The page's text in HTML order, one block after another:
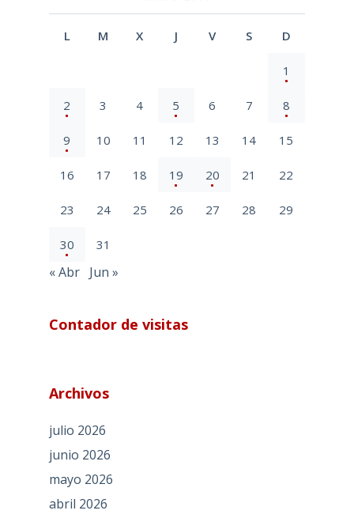
L M X J V S D
1
2 3 4 5 6 7 8
9 10 11 12 13 14 15
16 17 18 19 20 21 22
23 24 25 26 27 28 29
30 31
« Abr Jun »
Contador de visitas
Archivos
julio 2026
junio 2026
mayo 2026
abril 2026